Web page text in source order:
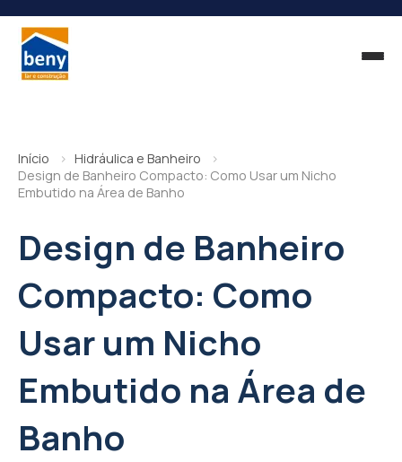
Início
Hidráulica e Banheiro
Design de Banheiro Compacto: Como Usar um Nicho
Embutido na Área de Banho
Design de Banheiro
Compacto: Como
Usar um Nicho
Embutido na Área de
Banho